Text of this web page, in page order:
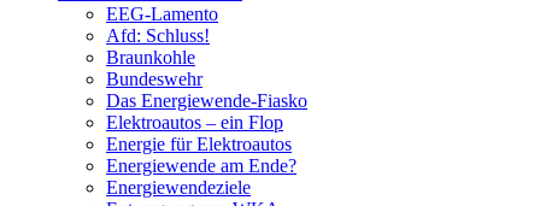
EEG-Lamento
Afd: Schluss!
Braunkohle
Bundeswehr
Das Energiewende-Fiasko
Elektroautos – ein Flop
Energie für Elektroautos
Energiewende am Ende?
Energiewendeziele